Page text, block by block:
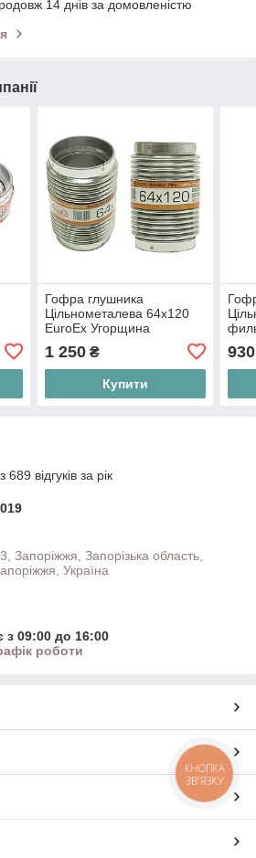
14 днів за домовленістю
Гофра глушника
Цільнометалева 64x120
EuroEx Угорщина
1 250₴
Купити
930
відгуків за рік
Запоріжжя, Запорізька область,
Україна
з 09:00 до 16:00
роботи
КНОПКА
ЗВ'ЯЗКУ